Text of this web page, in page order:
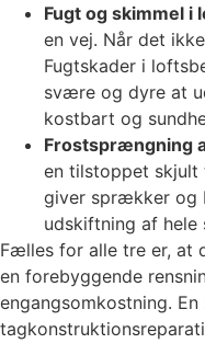
Fugt og skimmel i
en vej. Når det
Fugtskader i
svære og dyre at
kostbart og
Frostsprængning
en tilstoppet skjult
giver sprækker og
udskiftning af hele
Fælles for alle tre er, at
en forebyggende
engangsomkostning.